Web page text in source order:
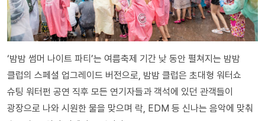
‘밤밤 썸머 나이트 파티’는 여름축제 기간 낮 동안 펼쳐지는 밤밤
클럽의 스페셜 업그레이드 버전으로, 밤밤 클럽은 초대형 워터쇼
슈팅 워터펀 공연 직후 모든 연기자들과 객석에 있던 관객들이
광장으로 나와 시원한 물을 맞으며 락, EDM 등 신나는 음악에 맞춰